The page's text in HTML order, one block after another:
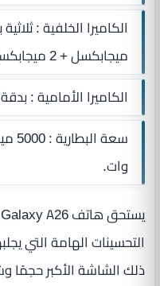
ميجابكسل + 2 ميجابكسل.
الكاميرا الأمامية : بدقة 13 ميجابكسل.
وات.
التحسينات الهامة التي